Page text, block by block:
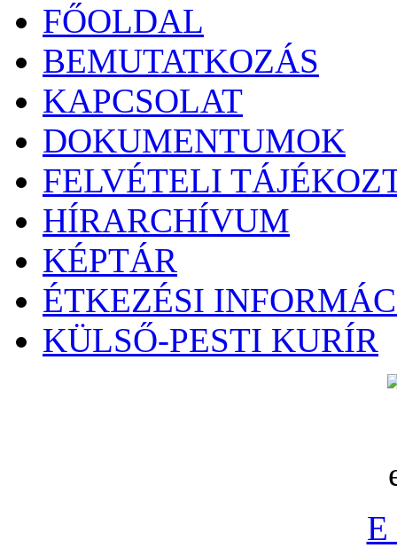
FŐOLDAL
BEMUTATKOZÁS
KAPCSOLAT
DOKUMENTUMOK
FELVÉTELI
HÍRARCHÍVUM
KÉPTÁR
ÉTKEZÉSI
KÜLSŐ-PESTI KURÍR
E